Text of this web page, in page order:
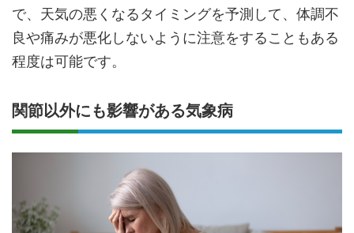
で、天気の悪くなるタイミングを予測して、体調不
良や痛みが悪化しないように注意をすることもある
程度は可能です。
関節以外にも影響がある気象病